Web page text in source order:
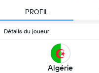
PROFIL
Détails du joueur
Algérie